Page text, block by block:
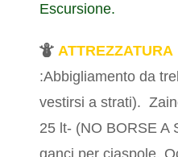
Escursione.
:Abbigliamento da
vestirsi a strati).
25 lt- (NO BORSE A